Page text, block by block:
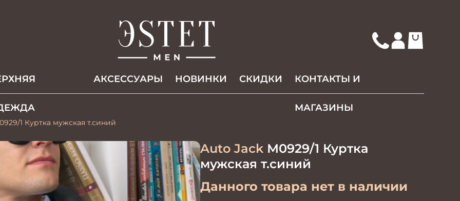
АКCЕССУАРЫ НОВИНКИ СКИДКИ КОНТАКТЫ И
МАГАЗИНЫ
1 Куртка мужская т.синий
Auto JackМ0929/1 Куртка
мужская т.синий
Данного товара нет в наличии